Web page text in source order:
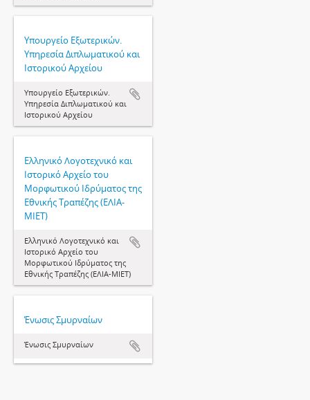
Υπουργείο Εξωτερικών.
Υπηρεσία Διπλωματικού και
Ιστορικού Αρχείου
Υπουργείο Εξωτερικών.
Υπηρεσία Διπλωματικού και
Ιστορικού Αρχείου
Ελληνικό Λογοτεχνικό και
Ιστορικό Αρχείο του
Μορφωτικού Ιδρύματος της
Εθνικής Τραπέζης (ΕΛΙΑ-
ΜΙΕΤ)
Ελληνικό Λογοτεχνικό και
Ιστορικό Αρχείο του
Μορφωτικού Ιδρύματος της
Εθνικής Τραπέζης (ΕΛΙΑ-ΜΙΕΤ)
Ένωσις Σμυρναίων
Ένωσις Σμυρναίων